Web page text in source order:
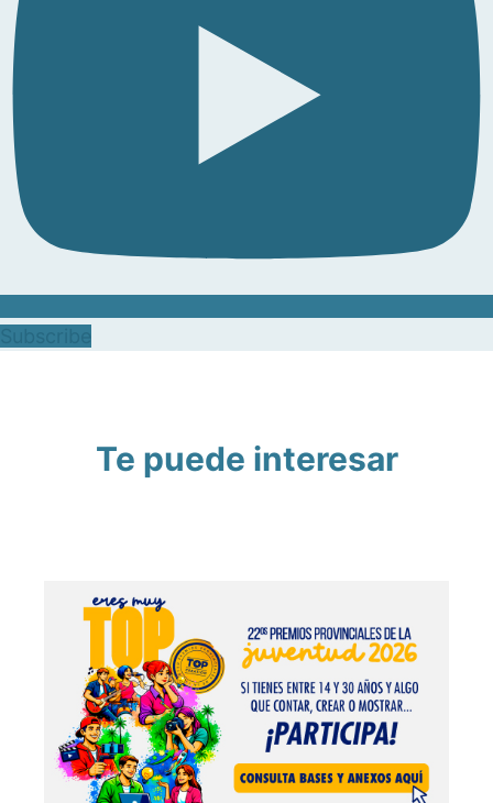
Te puede interesar